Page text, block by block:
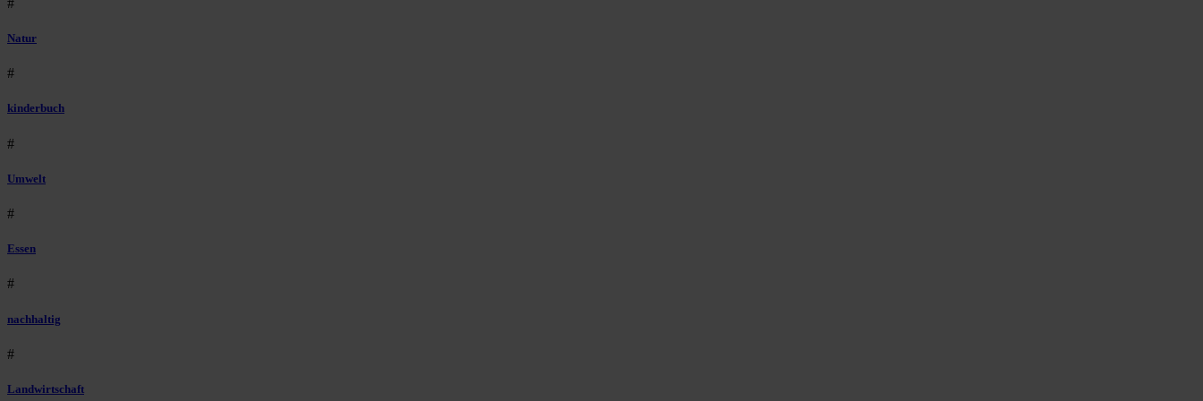
#
Natur
#
kinderbuch
#
Umwelt
#
Essen
#
nachhaltig
#
Landwirtschaft